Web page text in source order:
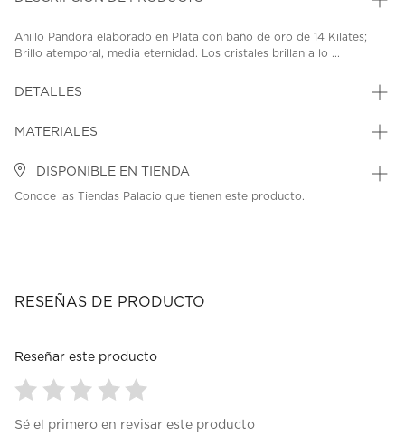
Anillo Pandora elaborado en Plata con baño de oro de 14 Kilates;
Brillo atemporal, media eternidad. Los cristales brillan a lo ...
DETALLES
MATERIALES
DISPONIBLE EN TIENDA
Conoce las Tiendas Palacio que tienen este producto.
RESEÑAS DE PRODUCTO
Reseñar este producto
paraparaparaparapara
Sé el primero en revisar este producto